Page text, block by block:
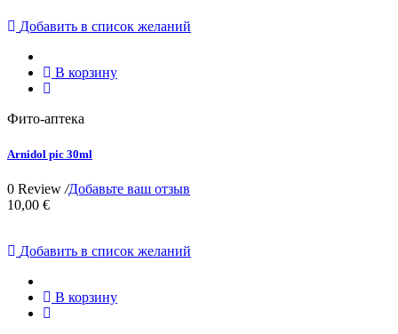
Добавить в список желаний
В корзину
Фито-аптека
Arnidol pic 30ml
0 Review /Добавьте ваш отзыв
10,00 €
Добавить в список желаний
В корзину